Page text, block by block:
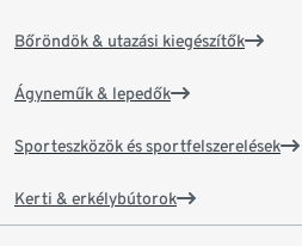
Bőröndök & utazási kiegészítők
Ágyneműk & lepedők
Sporteszközök és sportfelszerelések
Kerti & erkélybútorok